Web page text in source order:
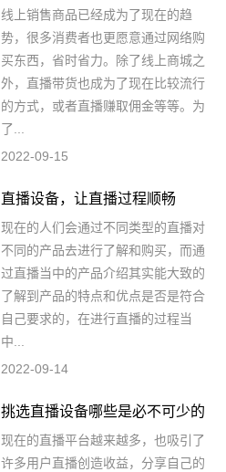
线上销售商品已经成为了现在的趋
势，很多消费者也更愿意通过网络购
买东西，省时省力。除了线上商城之
外，直播带货也成为了现在比较流行
的方式，或者直播赚取佣金等等。为
了...
2022-09-15
直播设备，让直播过程顺畅
现在的人们会通过不同类型的直播对
不同的产品去进行了解和购买，而通
过直播当中的产品介绍其实能大致的
了解到产品的特点和优点是否是符合
自己要求的，在进行直播的过程当
中...
2022-09-14
挑选直播设备哪些是必不可少的
现在的直播平台越来越多，也吸引了
许多用户直播创造收益，分享自己的